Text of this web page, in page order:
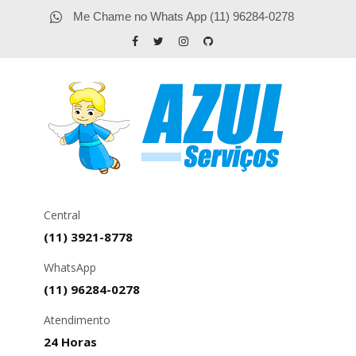
Me Chame no Whats App (11) 96284-0278
Central
(11) 3921-8778
WhatsApp
(11) 96284-0278
Atendimento
24 Horas